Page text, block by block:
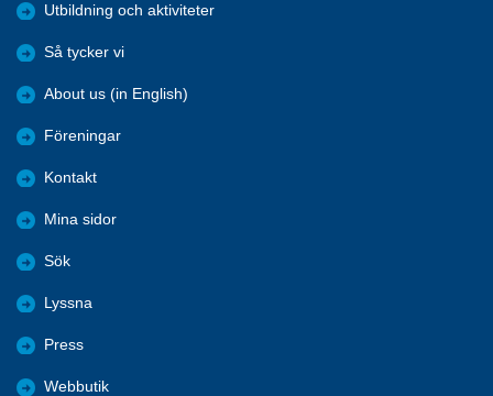
Utbildning och aktiviteter
Så tycker vi
About us (in English)
Föreningar
Kontakt
Mina sidor
Sök
Lyssna
Press
Webbutik